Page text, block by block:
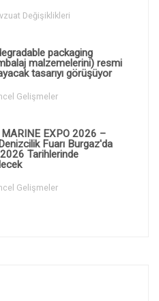
Değişiklikleri
packaging
malzemelerini) resmi
tasarıyı görüşüyor
Gelişmeler
EXPO 2026 –
Fuarı Burgaz'da
Tarihlerinde
Gelişmeler